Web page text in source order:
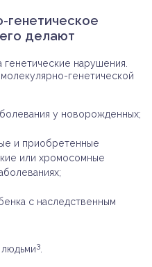
генетическое
делают
нарушения.
генетической
у новорожденных;
и приобретенные
или хромосомные
с наследственным
3